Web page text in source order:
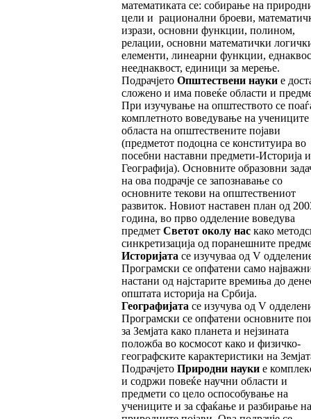
математиката се: собирање на
цели и рационални броеви,
изрази, основни функции, полином,
релации, основни математички
елементи, линеарни функции,
нееднаквост, единици за мерење.
ПодрачјетоОпштествени науки е
сложено и има повеќе области и
При изучување на општеството се
комплетното воведување на учениците
областа на општествените појави
(предметот подоцна се конституира во
посебни наставни предмети-Историја
Географија). Основните образовни
на ова подрачје се запознавање со
основните текови на општествениот
развиток. Новиот наставен план од
година, во прво одделение воведува
предмет Светот околу наскако
синкретизација од поранешните
Историјата се изучуваа од V
Програмски се опфатени само
настани од најстарите времиња до
општата историја на Србија.
Географијата се изучува од V
Програмски се опфатени основните
за Земјата како планета и нејзината
положба во космосот како и физичко-
географските карактеристики на
ПодрачјетоПриродни науки е
и содржи повеќе научни области и
предмети со цело оспособување на
учениците и за сфаќање и разбирање на